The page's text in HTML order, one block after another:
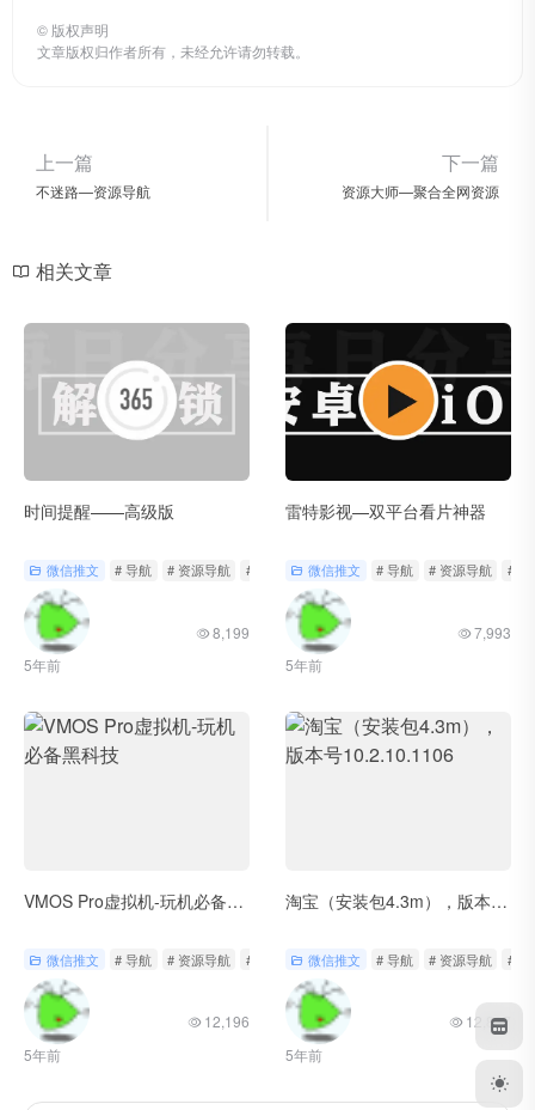
© 版权声明
文章版权归作者所有，未经允许请勿转载。
上一篇
不迷路—资源导航
下一篇
资源大师—聚合全网资源
相关文章
时间提醒——高级版
微信推文 # 导航 # 资源导航 # 轻工具
5年前
8,199
雷特影视—双平台看片神器
微信推文 # 导航 # 资源导航 # 轻
5年前
7,993
VMOS Pro虚拟机-玩机必备黑科技
微信推文 # 导航 # 资源导航 # 轻工具
5年前
12,196
淘宝（安装包4.3m），版本号10.2.10.1106
微信推文 # 导航 # 资源导航 # 轻
5年前
12,837